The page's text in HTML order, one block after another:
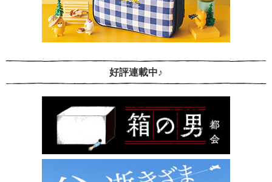
好評連載中♪